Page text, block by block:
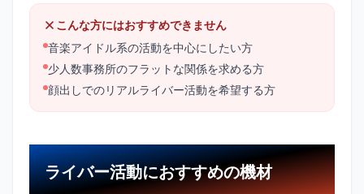
こんな方にはおすすめできません
音楽アイドル系の活動を中心にしたい方
少人数事務所のフラットな関係を求める方
顔出しでのリアルライバー活動を希望する方
ライバー活動におすすめの機材